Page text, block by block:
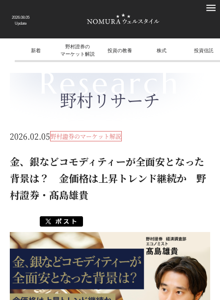
2026.08.05
Update
新着
野村證券の
マーケット解説
投資の教養 株式 投資信託
Research
野村リサーチ
2026.02.05野村證券のマーケット解説
金、銀などコモディティーが全面安となった
背景は？ 金価格は上昇トレンド継続か 野
村證券・髙島雄貴